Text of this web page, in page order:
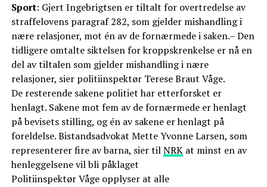
Sport: Gjert Ingebrigtsen er tiltalt for overtredelse av
straffelovens paragraf 282, som gjelder mishandling i
nære relasjoner, mot én av de fornærmede i saken.– Den
tidligere omtalte siktelsen for kroppskrenkelse er nå en
del av tiltalen som gjelder mishandling i nære
relasjoner, sier politiinspektør Terese Braut Våge.
De resterende sakene politiet har etterforsket er
henlagt. Sakene mot fem av de fornærmede er henlagt
på bevisets stilling, og én av sakene er henlagt på
foreldelse. Bistandsadvokat Mette Yvonne Larsen, som
representerer fire av barna, sier tilNRKat minst en av
henleggelsene vil bli påklaget
Politiinspektør Våge opplyser at alle